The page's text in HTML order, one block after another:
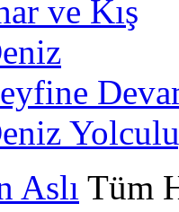
Aslı Tüm